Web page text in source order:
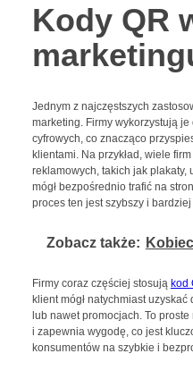
Kody QR
Jednym z najczęstszych
marketing. Firmy wykorzystują
cyfrowych, co znacząco
klientami. Na przykład, wiele
reklamowych, takich jak plakaty,
mógł bezpośrednio trafić na
proces ten jest szybszy i
Zobacz także:
Firmy coraz częściej stosują kod
klient mógł natychmiast
lub nawet promocjach. To
i zapewnia wygodę, co jest
konsumentów na szybkie i